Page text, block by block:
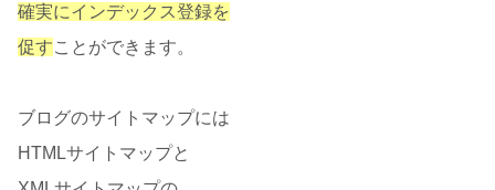
確実にインデックス登録を
促すことができます。
ブログのサイトマップには
HTMLサイトマップと